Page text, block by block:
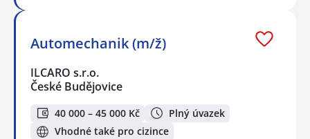
Automechanik (m/ž)
ILCARO s.r.o.
České Budějovice
40 000 – 45 000 Kč
Plný úvazek
Vhodné také pro cizince